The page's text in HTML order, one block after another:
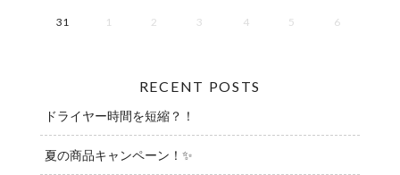
31 1 2 3 4 5 6
RECENT POSTS
ドライヤー時間を短縮？！
夏の商品キャンペーン！✨